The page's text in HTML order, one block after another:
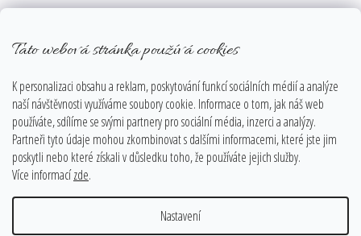
Tato webová stránka používá cookies
K personalizaci obsahu a reklam, poskytování funkcí sociálních médií a analýze
naší návštěvnosti využíváme soubory cookie. Informace o tom, jak náš web
používáte, sdílíme se svými partnery pro sociální média, inzerci a analýzy.
Partneři tyto údaje mohou zkombinovat s dalšími informacemi, které jste jim
poskytli nebo které získali v důsledku toho, že používáte jejich služby.
Více informacízde.
Nastavení